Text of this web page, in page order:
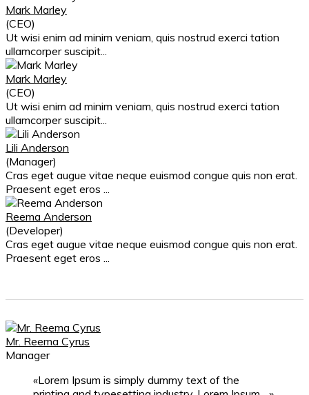
Mark Marley
(CEO)
Ut wisi enim ad minim veniam, quis nostrud exerci tation
ullamcorper suscipit...
Mark Marley
(CEO)
Ut wisi enim ad minim veniam, quis nostrud exerci tation
ullamcorper suscipit...
Lili Anderson
(Manager)
Cras eget augue vitae neque euismod congue quis non erat.
Praesent eget eros ...
Reema Anderson
(Developer)
Cras eget augue vitae neque euismod congue quis non erat.
Praesent eget eros ...
Mr. Reema Cyrus
Manager
Lorem Ipsum is simply dummy text of the